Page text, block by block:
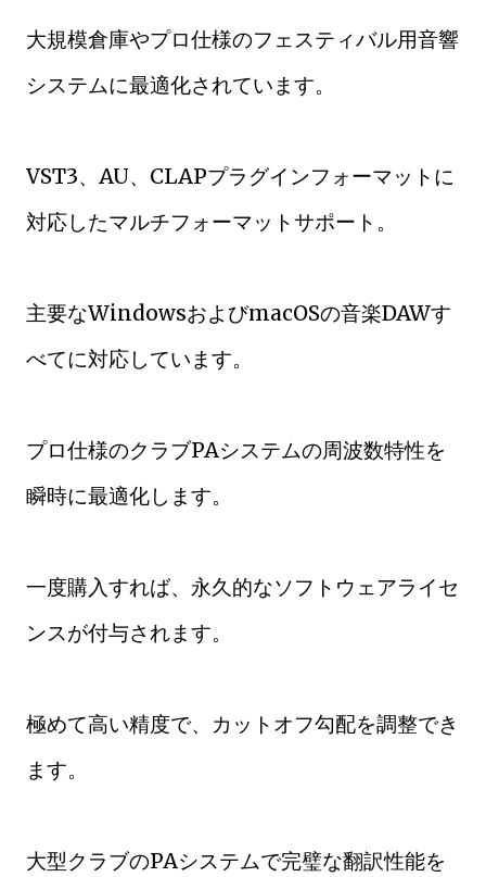
大規模倉庫やプロ仕様のフェスティバル用音響
システムに最適化されています。
VST3、AU、CLAPプラグインフォーマットに
対応したマルチフォーマットサポート。
主要なWindowsおよびmacOSの音楽DAWす
べてに対応しています。
プロ仕様のクラブPAシステムの周波数特性を
瞬時に最適化します。
一度購入すれば、永久的なソフトウェアライセ
ンスが付与されます。
極めて高い精度で、カットオフ勾配を調整でき
ます。
大型クラブのPAシステムで完璧な翻訳性能を